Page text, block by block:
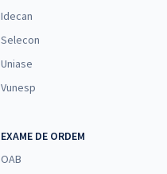
Idecan
Selecon
Uniase
Vunesp
EXAME DE ORDEM
OAB